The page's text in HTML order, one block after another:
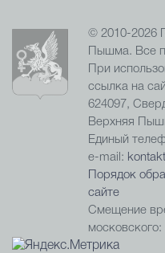
© 2010-2026
Пышма. Все
При
ссылка на
624097,
Верхняя
Единый
e-mail:
Порядок
сайте
Смещение
московского: